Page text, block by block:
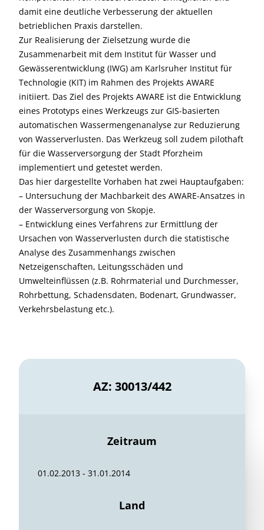
damit eine deutliche Verbesserung der aktuellen
betrieblichen Praxis darstellen.
Zur Realisierung der Zielsetzung wurde die
Zusammenarbeit mit dem Institut für Wasser und
Gewässerentwicklung (IWG) am Karlsruher Institut für
Technologie (KIT) im Rahmen des Projekts AWARE
initiiert. Das Ziel des Projekts AWARE ist die Entwicklung
eines Prototyps eines Werkzeugs zur GIS-basierten
automatischen Wassermengenanalyse zur Reduzierung
von Wasserverlusten. Das Werkzeug soll zudem pilothaft
für die Wasserversorgung der Stadt Pforzheim
implementiert und getestet werden.
Das hier dargestellte Vorhaben hat zwei Hauptaufgaben:
– Untersuchung der Machbarkeit des AWARE-Ansatzes in
der Wasserversorgung von Skopje.
– Entwicklung eines Verfahrens zur Ermittlung der
Ursachen von Wasserverlusten durch die statistische
Analyse des Zusammenhangs zwischen
Netzeigenschaften, Leitungsschäden und
Umwelteinflüssen (z.B. Rohrmaterial und Durchmesser,
Rohrbettung, Schadensdaten, Bodenart, Grundwasser,
Verkehrsbelastung etc.).
AZ: 30013/442
Zeitraum
01.02.2013 - 31.01.2014
Land